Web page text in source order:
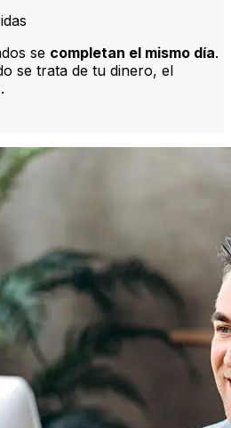
se completan el mismo día.
se trata de tu dinero, el